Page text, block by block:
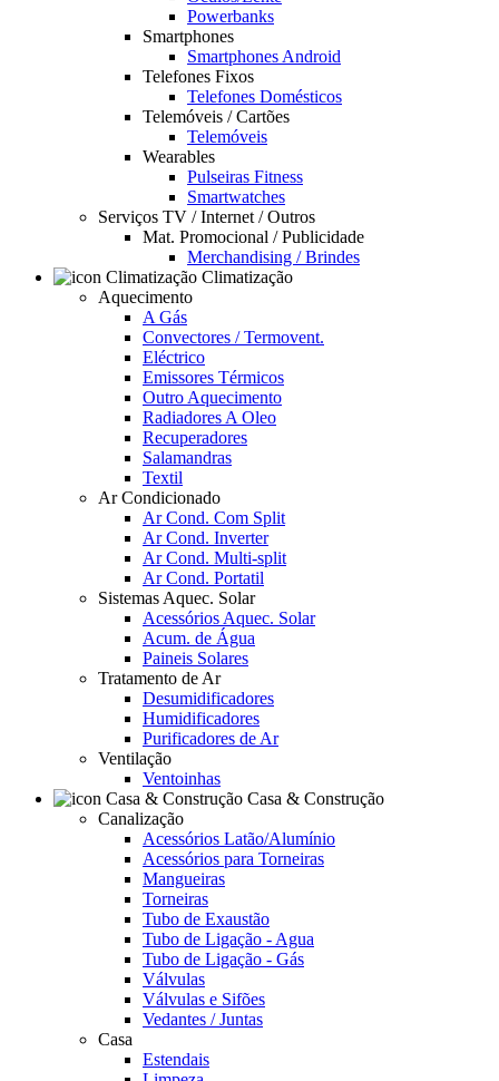
Powerbanks
Smartphones
Smartphones Android
Telefones Fixos
Telefones Domésticos
Telemóveis / Cartões
Telemóveis
Wearables
Pulseiras Fitness
Smartwatches
Serviços TV / Internet / Outros
Mat. Promocional / Publicidade
Merchandising / Brindes
Climatização
Aquecimento
A Gás
Convectores / Termovent.
Eléctrico
Emissores Térmicos
Outro Aquecimento
Radiadores A Oleo
Recuperadores
Salamandras
Textil
Ar Condicionado
Ar Cond. Com Split
Ar Cond. Inverter
Ar Cond. Multi-split
Ar Cond. Portatil
Sistemas Aquec. Solar
Acessórios Aquec. Solar
Acum. de Água
Paineis Solares
Tratamento de Ar
Desumidificadores
Humidificadores
Purificadores de Ar
Ventilação
Ventoinhas
Casa & Construção
Canalização
Acessórios Latão/Alumínio
Acessórios para Torneiras
Mangueiras
Torneiras
Tubo de Exaustão
Tubo de Ligação - Agua
Tubo de Ligação - Gás
Válvulas
Válvulas e Sifões
Vedantes / Juntas
Casa
Estendais